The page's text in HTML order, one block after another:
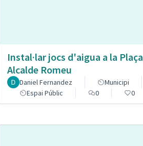
Instal·lar jocs d'aigua a la Plaça
Alcalde Romeu
Daniel Fernandez
Municipi
Espai Públic
0 0